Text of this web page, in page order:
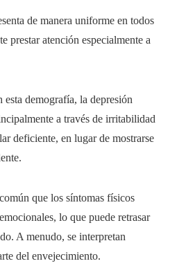
de manera uniforme en todos
prestar atención especialmente a
esta demografía, la depresión
a través de irritabilidad
deficiente, en lugar de mostrarse
que los síntomas físicos
lo que puede retrasar
A menudo, se interpretan
del envejecimiento.